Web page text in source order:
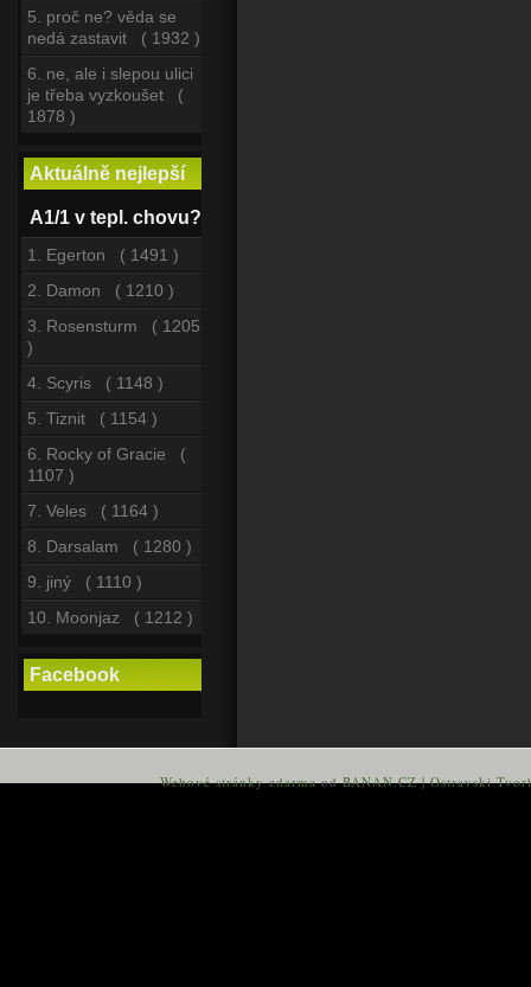
5. proč ne? věda se
nedá zastavit ( 1932 )
6. ne, ale i slepou ulici
je třeba vyzkoušet (
1878 )
Aktuálně nejlepší
A1/1 v tepl. chovu?
1. Egerton ( 1491 )
2. Damon ( 1210 )
3. Rosensturm ( 1205
)
4. Scyris ( 1148 )
5. Tiznit ( 1154 )
6. Rocky of Gracie (
1107 )
7. Veles ( 1164 )
8. Darsalam ( 1280 )
9. jiný ( 1110 )
10. Moonjaz ( 1212 )
Facebook
Webové stránky zdarmaodBANAN.CZ|Ostravski